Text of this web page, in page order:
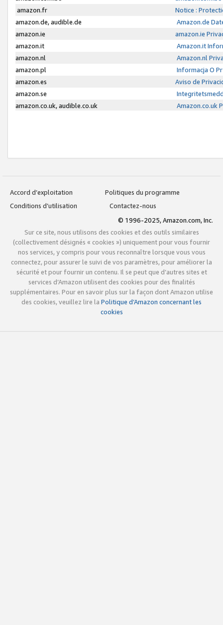
amazon.fr
Notice :
amazon.de, audible.de
Amazon.de
amazon.ie
amazon.ie
amazon.it
Amazon.it
amazon.nl
Amazon.nl
amazon.pl
Informacja O
amazon.es
Aviso de
amazon.se
amazon.co.uk, audible.co.uk
Amazon.co.uk
Accord d’exploitation
Politiques du programme
Conditions d’utilisation
Contactez-nous
© 1996-2025, Amazon.com, Inc.
Sur ce site, nous utilisons des cookies et des outils similaires
(collectivement désignés « cookies ») uniquement pour vous fournir
nos services, y compris pour vous reconnaître lorsque vous vous
connectez, pour assurer le suivi de vos paramètres, pour améliorer la
sécurité et pour fournir un contenu. Il se peut que d’autres sites et
services d’Amazon utilisent des cookies pour des finalités
supplémentaires. Pour en savoir plus sur la façon dont Amazon utilise
des cookies, veuillez lire la Politique d’Amazon concernant les
cookies